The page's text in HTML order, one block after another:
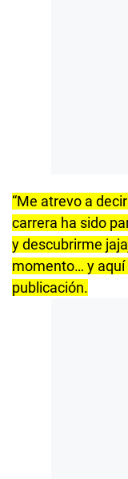
“Me atrevo a
carrera ha sido
y descubrirme
momento… y aquí
publicación.